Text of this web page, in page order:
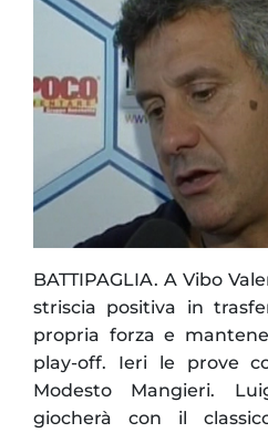
BATTIPAGLIA. A Vibo
striscia positiva in
propria forza e
play-off. Ieri le prove
Modesto Mangieri.
giocherà con il